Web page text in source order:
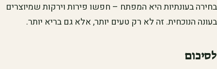
בחירה בעונתיות היא המפתח – חפשו פירות וירקות שמיוצרים
בעונה הנוכחית. זה לא רק טעים יותר, אלא גם בריא יותר.
לסיכום